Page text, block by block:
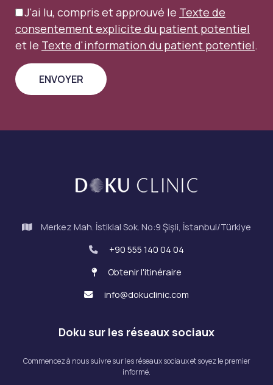
J'ai lu, compris et approuvé le Texte de
consentement explicite du patient potentiel
et le Texte d'information du patient potentiel.
Merkez Mah. İstiklal Sok. No:9 Şişli, İstanbul/Türkiye
+90 555 140 04 04
Obtenir l'itinéraire
info@dokuclinic.com
Doku sur les réseaux sociaux
Commencez à nous suivre sur les réseaux sociaux et soyez le premier
informé.